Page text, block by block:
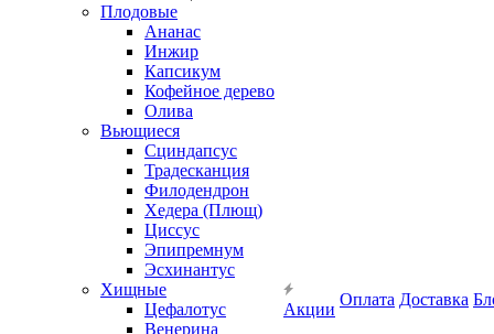
Плодовые
Ананас
Инжир
Капсикум
Кофейное дерево
Олива
Вьющиеся
Сциндапсус
Традесканция
Филодендрон
Хедера (Плющ)
Циссус
Эпипремнум
Эсхинантус
Хищные
Цефалотус
Венерина
Акции
Оплата Доставка